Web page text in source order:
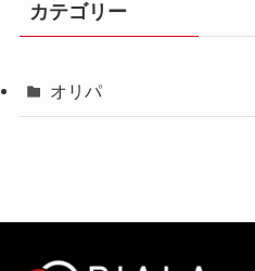
カテゴリー
オリパ